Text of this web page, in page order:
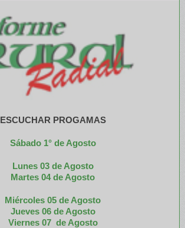
ESCUCHAR PROGAMAS
Sábado 1° de Agosto
Lunes 03 de Agosto
Martes 04 de Agosto
Miércoles 05 de Agosto
Jueves 06 de Agosto
Viernes 07 de Agosto